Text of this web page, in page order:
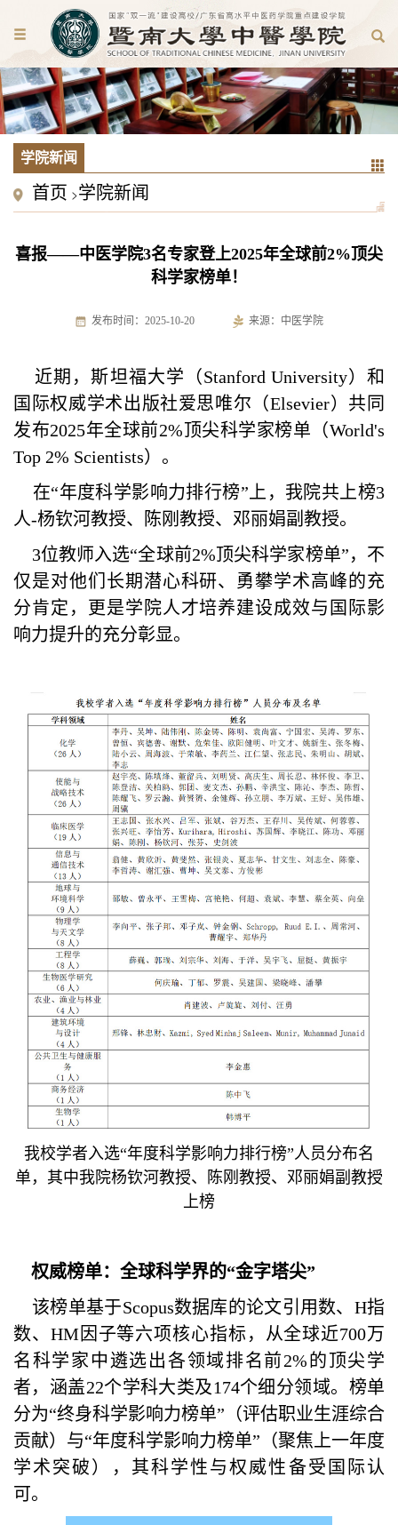
学院新闻
首页 >学院新闻
喜报——中医学院3名专家登上2025年全球前2%顶尖
科学家榜单！
发布时间：2025-10-20 来源：中医学院
近期，斯坦福大学（Stanford University）和
国际权威学术出版社爱思唯尔（Elsevier）共同
发布2025年全球前2%顶尖科学家榜单（World's
Top 2% Scientists）。
在“年度科学影响力排行榜”上，我院共上榜3
人-杨钦河教授、陈刚教授、邓丽娟副教授。
3位教师入选“全球前2%顶尖科学家榜单”，不
仅是对他们长期潜心科研、勇攀学术高峰的充
分肯定，更是学院人才培养建设成效与国际影
响力提升的充分彰显。
我校学者入选“年度科学影响力排行榜”人员分布名
单，其中我院杨钦河教授、陈刚教授、邓丽娟副教授
上榜
权威榜单：全球科学界的“金字塔尖”
该榜单基于Scopus数据库的论文引用数、H指
数、HM因子等六项核心指标，从全球近700万
名科学家中遴选出各领域排名前2%的顶尖学
者，涵盖22个学科大类及174个细分领域。榜单
分为“终身科学影响力榜单”（评估职业生涯综合
贡献）与“年度科学影响力榜单”（聚焦上一年度
学术突破），其科学性与权威性备受国际认
可。